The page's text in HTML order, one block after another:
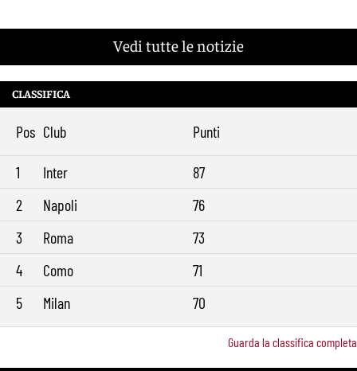
Vedi tutte le notizie
CLASSIFICA
Pos Club Punti
1 Inter
87
2
Napoli
76
3
Roma
73
4
Como
71
5
Milan 70
Guarda la classifica completa